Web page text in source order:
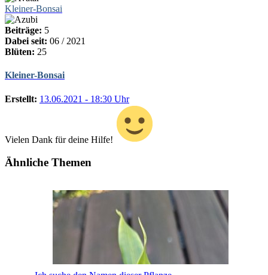
Kleiner-Bonsai
Beiträge: 5
Dabei seit: 06 / 2021
Blüten: 25
Kleiner-Bonsai
Erstellt: 13.06.2021 - 18:30 Uhr
Vielen Dank für deine Hilfe!
Ähnliche Themen